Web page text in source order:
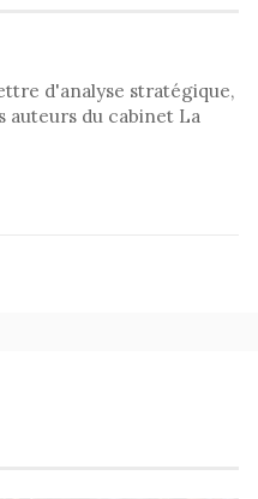
d'analyse stratégique,
auteurs du cabinet La